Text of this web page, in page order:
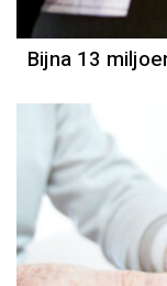
Bijna 13